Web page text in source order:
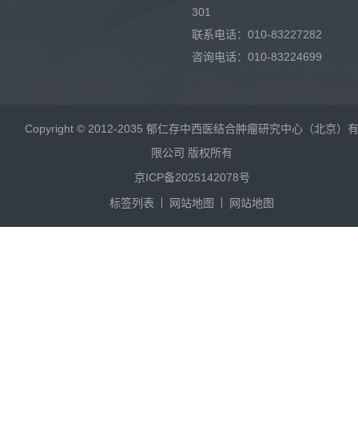
301
联系电话：010-83227282
咨询电话：010-83224699
Copyright © 2012-2035 郁仁存中西医结合肿瘤研究中心（北京）有
限公司 版权所有
京ICP备2025142078号
标签列表
网站地图 网站地图